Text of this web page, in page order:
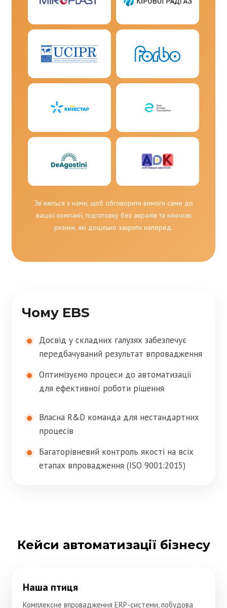
Зв’яжіться з нами, щоб обговорити вимоги саме до
вашої компанії, підготовку без авралів та ключові
ризики, які доцільно закрити наперед.
Чому EBS
Досвід у складних галузях забезпечує
передбачуваний результат впровадження
Оптимізуємо процеси до автоматизації
для ефективної роботи рішення
Власна R&D команда для нестандартних
процесів
Багаторівневий контроль якості на всіх
етапах впровадження (ISO 9001:2015)
Кейси автоматизації бізнесу
Наша птиця
Комплексне впровадження ERP-системи, побудова